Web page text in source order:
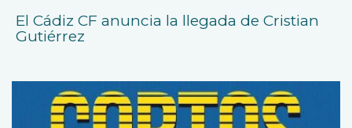
El Cádiz CF anuncia la llegada de Cristian
Gutiérrez